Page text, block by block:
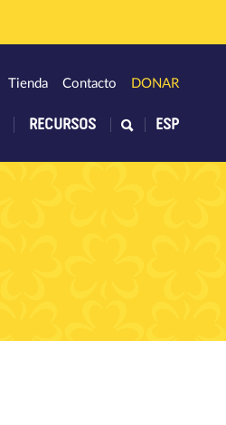
RECURSOS
Tienda Contacto DONAR
ESP